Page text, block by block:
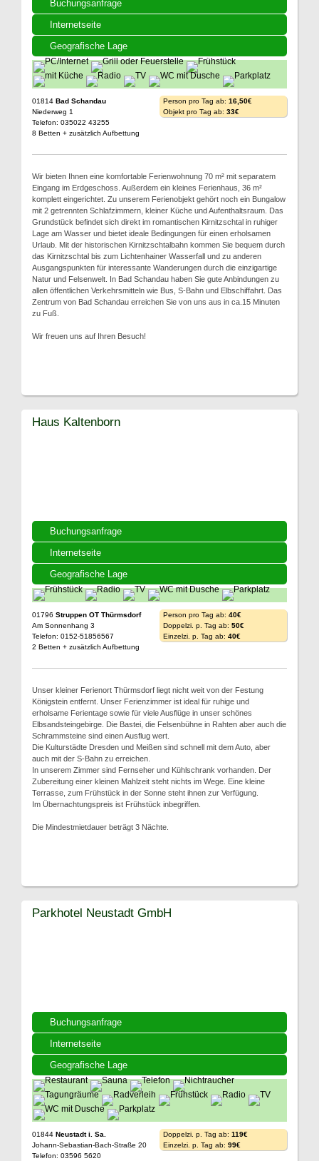
Buchungsanfrage
Internetseite
Geografische Lage
01814 Bad Schandau
Niederweg 1
Telefon: 035022 43255
8 Betten + zusätzlich Aufbettung
Person pro Tag ab: 16,50€
Objekt pro Tag ab: 33€
Wir bieten Ihnen eine komfortable Ferienwohnung 70 m² mit separatem
Eingang im Erdgeschoss. Außerdem ein kleines Ferienhaus, 36 m²
komplett eingerichtet. Zu unserem Ferienobjekt gehört noch ein Bungalow
mit 2 getrennten Schlafzimmern, kleiner Küche und Aufenthaltsraum. Das
Grundstück befindet sich direkt im romantischen Kirnitzschtal in ruhiger
Lage am Wasser und bietet ideale Bedingungen für einen erholsamen
Urlaub. Mit der historischen Kirnitzschtalbahn kommen Sie bequem durch
das Kirnitzschtal bis zum Lichtenhainer Wasserfall und zu anderen
Ausgangspunkten für interessante Wanderungen durch die einzigartige
Natur und Felsenwelt. In Bad Schandau haben Sie gute Anbindungen zu
allen öffentlichen Verkehrsmitteln wie Bus, S-Bahn und Elbschiffahrt. Das
Zentrum von Bad Schandau erreichen Sie von uns aus in ca.15 Minuten
zu Fuß.
Wir freuen uns auf Ihren Besuch!
Buchungsanfrage
Internetseite
Geografische Lage
Haus Kaltenborn
01796 Struppen OT Thürmsdorf
Am Sonnenhang 3
Telefon: 0152-51856567
2 Betten + zusätzlich Aufbettung
Person pro Tag ab: 40€
Doppelzi. p. Tag ab: 50€
Einzelzi. p. Tag ab: 40€
Unser kleiner Ferienort Thürmsdorf liegt nicht weit von der Festung
Königstein entfernt. Unser Ferienzimmer ist ideal für ruhige und
erholsame Ferientage sowie für viele Ausflüge in unser schönes
Elbsandsteingebirge. Die Bastei, die Felsenbühne in Rahten aber auch die
Schrammsteine sind einen Ausflug wert.
Die Kulturstädte Dresden und Meißen sind schnell mit dem Auto, aber
auch mit der S-Bahn zu erreichen.
In unserem Zimmer sind Fernseher und Kühlschrank vorhanden. Der
Zubereitung einer kleinen Mahlzeit steht nichts im Wege. Eine kleine
Terrasse, zum Frühstück in der Sonne steht ihnen zur Verfügung.
Im Übernachtungspreis ist Frühstück inbegriffen.
Die Mindestmietdauer beträgt 3 Nächte.
Buchungsanfrage
Internetseite
Geografische Lage
Parkhotel Neustadt GmbH
01844 Neustadt i. Sa.
Johann-Sebastian-Bach-Straße 20
Telefon: 03596 5620
Doppelzi. p. Tag ab: 119€
Einzelzi. p. Tag ab: 99€